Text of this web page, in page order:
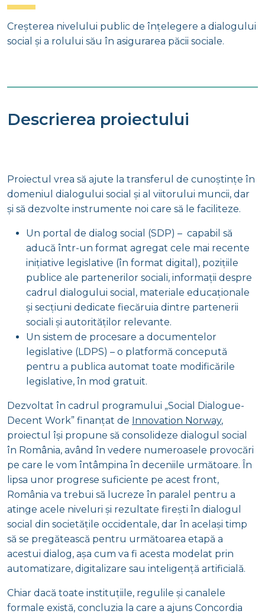
Creșterea nivelului public de înțelegere a dialogului
social și a rolului său în asigurarea păcii sociale.
Descrierea proiectului
Proiectul vrea să ajute la transferul de cunoștințe în
domeniul dialogului social și al viitorului muncii, dar
și să dezvolte instrumente noi care să le faciliteze.
Un portal de dialog social (SDP) – capabil să
aducă într-un format agregat cele mai recente
inițiative legislative (în format digital), pozițiile
publice ale partenerilor sociali, informații despre
cadrul dialogului social, materiale educaționale
și secțiuni dedicate fiecăruia dintre partenerii
sociali și autorităților relevante.
Un sistem de procesare a documentelor
legislative (LDPS) – o platformă concepută
pentru a publica automat toate modificările
legislative, în mod gratuit.
Dezvoltat în cadrul programului „Social Dialogue-
Decent Work” finanțat de Innovation Norway,
proiectul își propune să consolideze dialogul social
în România, având în vedere numeroasele provocări
pe care le vom întâmpina în deceniile următoare. În
lipsa unor progrese suficiente pe acest front,
România va trebui să lucreze în paralel pentru a
atinge acele niveluri și rezultate firești în dialogul
social din societățile occidentale, dar în același timp
să se pregătească pentru următoarea etapă a
acestui dialog, așa cum va fi acesta modelat prin
automatizare, digitalizare sau inteligență artificială.
Chiar dacă toate instituțiile, regulile și canalele
formale există, concluzia la care a ajuns Concordia